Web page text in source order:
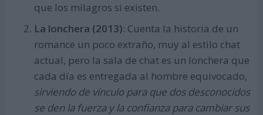
que los milagros si existen.
La lonchera (2013): Cuenta la historia de un
romance un poco extraño, muy al estilo chat
actual, pero la sala de chat es un lonchera que
cada día es entregada al hombre equivocado,
sirviendo de vínculo para que dos desconocidos
se den la fuerza y la confianza para cambiar sus